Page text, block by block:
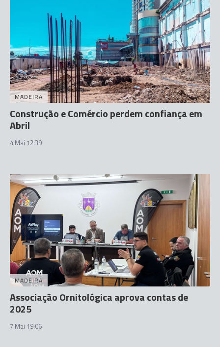
MADEIRA
Construção e Comércio perdem confiança em
Abril
4 Mai 12:39
MADEIRA
Associação Ornitológica aprova contas de
2025
7 Mai 19:06